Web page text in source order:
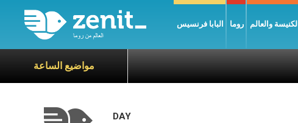
البابا فرنسيس روما الكنيسة والعالم
مواضيع الساعة
DAY